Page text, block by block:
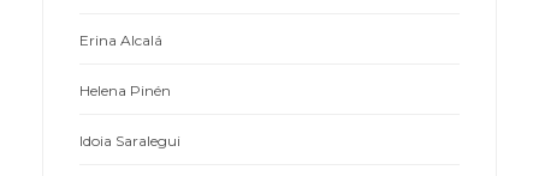
Erina Alcalá
Helena Pinén
Idoia Saralegui